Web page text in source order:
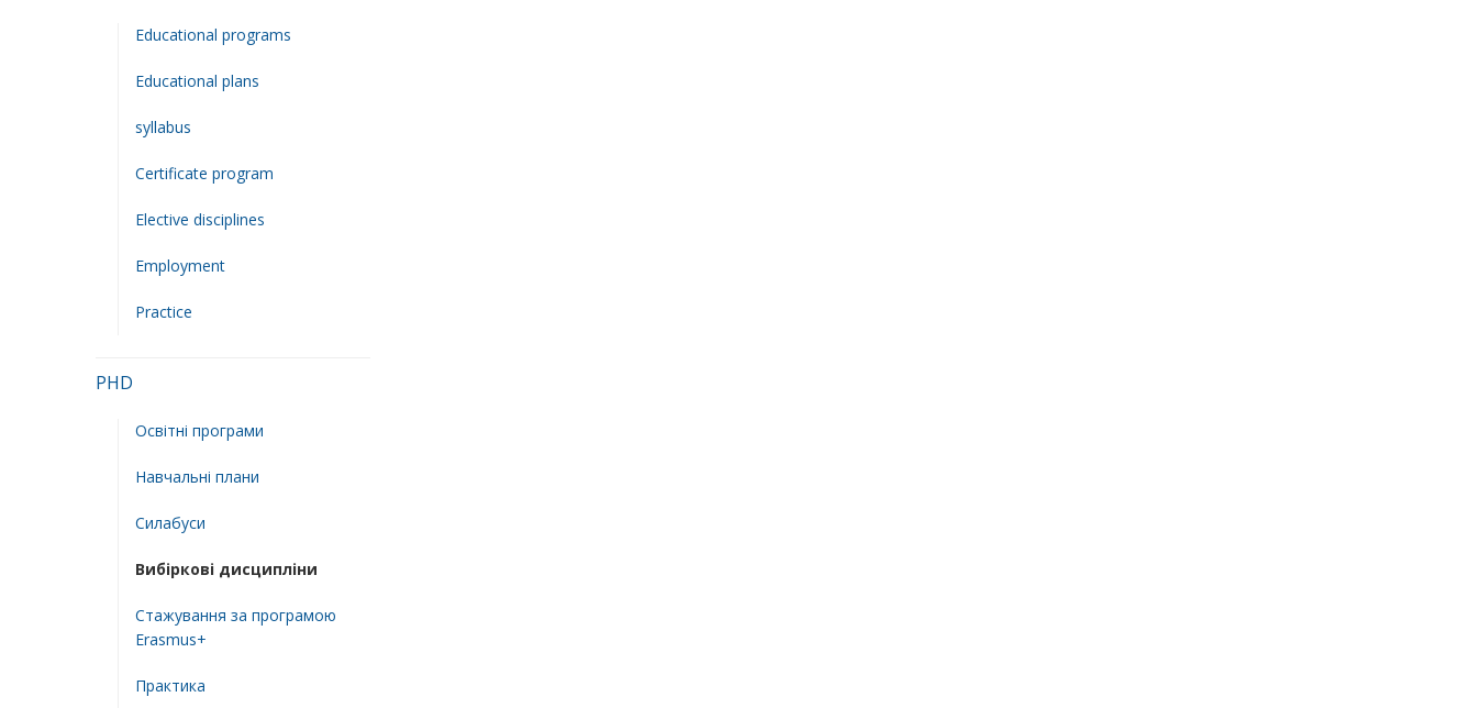
Educational programs
Educational plans
syllabus
Сertificate program
Elective disciplines
Employment
Practice
PHD
Освітні програми
Навчальні плани
Силабуси
Вибіркові дисципліни
Стажування за програмою
Erasmus+
Практика